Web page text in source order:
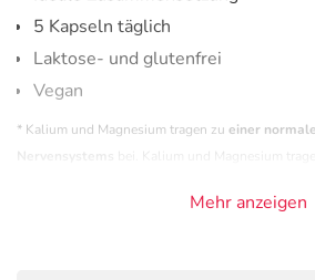
5 Kapseln täglich
Laktose- und glutenfrei
Vegan
* Kalium und Magnesium tragen zu einer
Nervensystems
bei. Kalium und Magnesium
Mehr anzeigen